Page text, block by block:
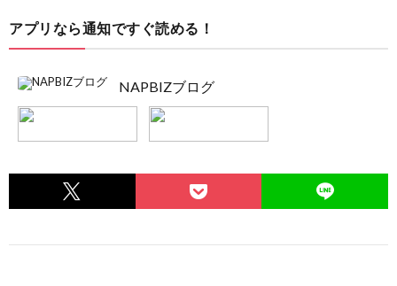
アプリなら通知ですぐ読める！
NAPBIZブログ